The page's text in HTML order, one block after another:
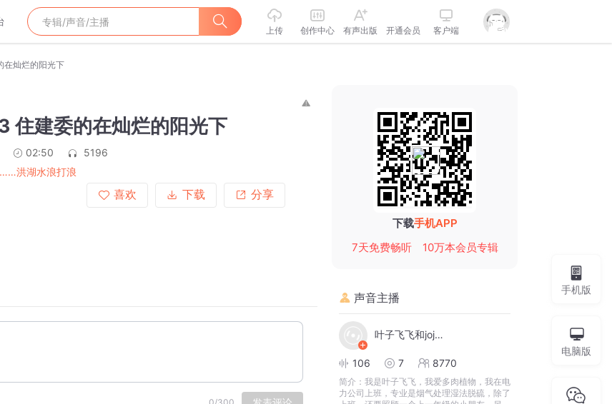
上传 创作中心 有声出版 开通会员 客户端
灿烂的阳光下
住建委的在灿烂的阳光下
02:50
5196
洪湖水浪打浪
喜欢
下载 分享
下载手机APP
7天免费畅听
10万本会员专辑
声音主播
叶子飞飞和jojo0o0
106 7 8770
简介： 我是叶子飞飞，我爱多肉植物，我在电
力公司上班，专业是烟气处理湿法脱硫，除了
手机版
电脑版